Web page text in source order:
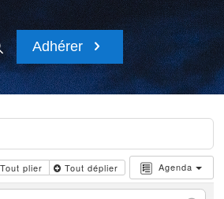
Adhérer
Agenda
Tout plier Tout déplier